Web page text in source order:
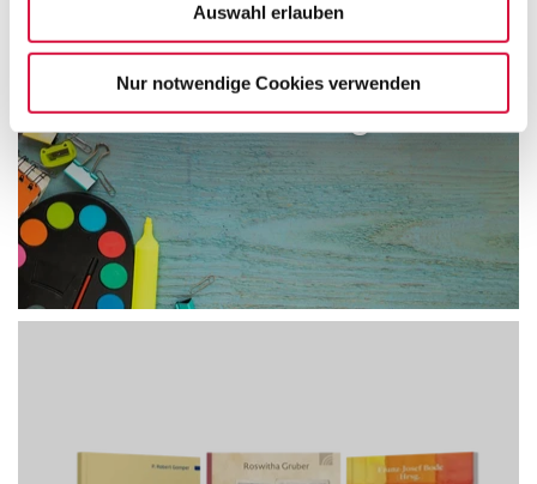
Auswahl erlauben
Nur notwendige Cookies verwenden
Einschulung